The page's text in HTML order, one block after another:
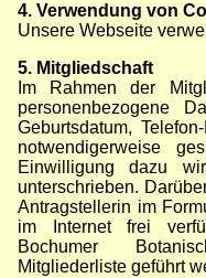
4. Verwendung von
Unsere Webseite
5. Mitgliedschaft
Im Rahmen der
personenbezogene
Geburtsdatum,
notwendigerweise
Einwilligung dazu
unterschrieben.
Antragstellerin im
im Internet frei
Bochumer
Mitgliederliste geführt